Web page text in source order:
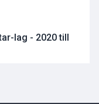
lag - 2020 till